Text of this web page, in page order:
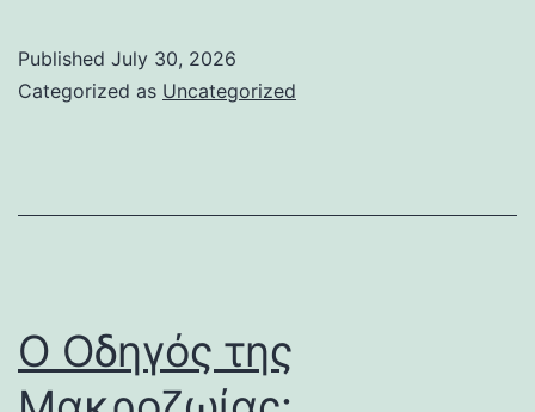
Published July 30, 2026
Categorized as Uncategorized
Ο Οδηγός της